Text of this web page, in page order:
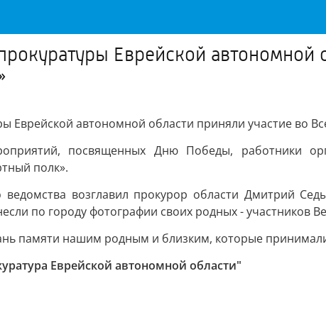
Еврейской
Еврейской автономной области приняли участие во
посвященных Дню Победы, работники
полк».
возглавил прокурор области Дмитрий
по городу фотографии своих родных - участников
памяти нашим родным и близким, которые
Еврейской автономной области"